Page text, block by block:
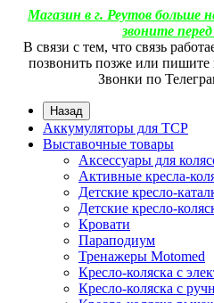
Магазин в г. Реутов больше
звоните
В связи с тем, что связь
позвонить позже или
Звонки по
Назад
Аккумуляторы для ТСР
Выставочные товары
Аксессуары для
Активные кресла-
Детские кресло-
Детские кресло-
Кровати
Параподиум
Тренажеры Motomed
Кресло-коляска с
Кресло-коляска с